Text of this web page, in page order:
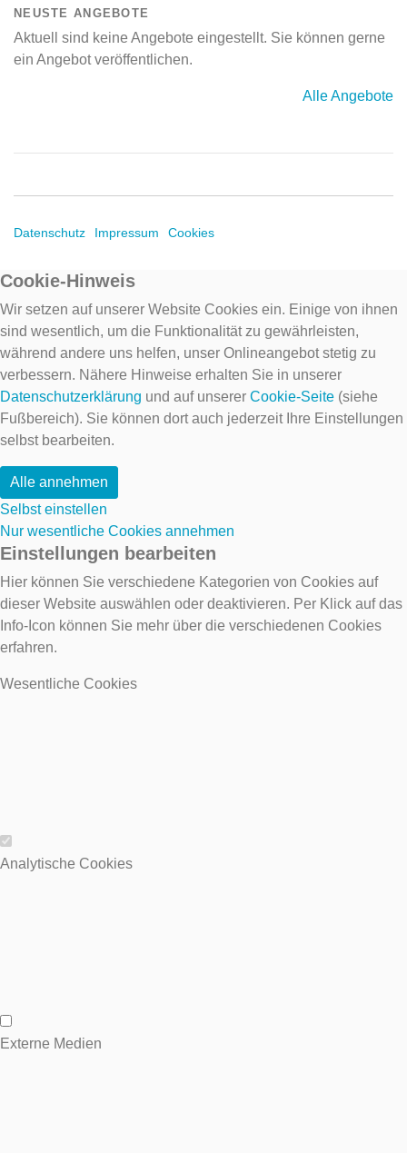
NEUSTE ANGEBOTE
Aktuell sind keine Angebote eingestellt. Sie können gerne
ein Angebot veröffentlichen.
Alle Angebote
Datenschutz Impressum Cookies
Cookie-Hinweis
Wir setzen auf unserer Website Cookies ein. Einige von ihnen
sind wesentlich, um die Funktionalität zu gewährleisten,
während andere uns helfen, unser Onlineangebot stetig zu
verbessern. Nähere Hinweise erhalten Sie in unserer
Datenschutzerklärung und auf unserer Cookie-Seite (siehe
Fußbereich). Sie können dort auch jederzeit Ihre Einstellungen
selbst bearbeiten.
Alle annehmen
Selbst einstellen
Nur wesentliche Cookies annehmen
Einstellungen bearbeiten
Hier können Sie verschiedene Kategorien von Cookies auf
dieser Website auswählen oder deaktivieren. Per Klick auf das
Info-Icon können Sie mehr über die verschiedenen Cookies
erfahren.
Wesentliche Cookies
Wesentliche Cookies
Analytische Cookies
Analytische Cookies
Externe Medien